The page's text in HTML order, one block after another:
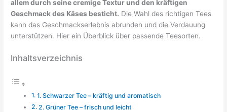
allem durch seine cremige Textur und den kräftigen
Geschmack des Käses besticht. Die Wahl des richtigen Tees
kann das Geschmackserlebnis abrunden und die Verdauung
unterstützen. Hier ein Überblick über passende Teesorten.
Inhaltsverzeichnis
1. Schwarzer Tee – kräftig und aromatisch
2. Grüner Tee – frisch und leicht